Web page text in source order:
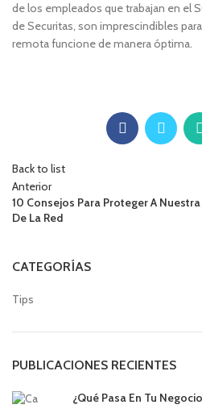
de los empleados que trabajan en el
de Securitas, son imprescindibles
remota funcione de manera óptima.
Back to list
Anterior
10 Consejos Para Proteger A
De La Red
CATEGORÍAS
Tips
PUBLICACIONES RECIENTES
¿Qué Pasa En Tu